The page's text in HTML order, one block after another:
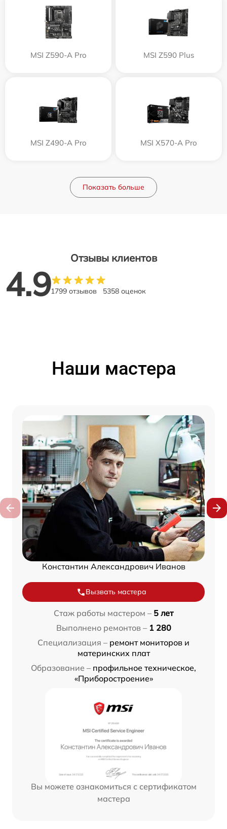
MSI Z590-A Pro MSI Z590 Plus
MSI Z490-A Pro MSI X570-A Pro
Показать больше
Отзывы клиентов
4.91799 отзывов 5358 оценок
Наши мастера
Константин Александрович Иванов
Вызвать мастера
Стаж работы мастером – 5 лет
Выполнено ремонтов – 1 280
Специализация – ремонт мониторов и
материнских плат
Образование – профильное техническое,
«Приборостроение»
Вы можете ознакомиться с сертификатом
мастера